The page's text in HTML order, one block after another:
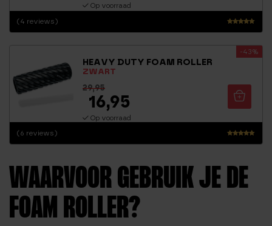
Waarderi
(4 reviews)
Op voorraad
HEAVY DUTY FOAM ROLLER
ZWART
-43%
Waarderi
uit 5
(6 reviews)
29,95
16,95
Op voorraad
WAARVOOR GEBRUIK JE DE
FOAM ROLLER?